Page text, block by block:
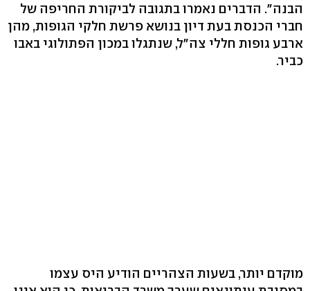
הבנה". הדברים נאמרו בתגובה לביקורת החריפה של
חברי הכנסת בעת דיון בנושא פרשת חלקי הגופות, מהן
ארבע גופות חללי צה"ל, שנתגלו במכון הפתולוגי באבו
כביר.
מוקדם יותר, בשעות הצהריים הודיע היס עצמו